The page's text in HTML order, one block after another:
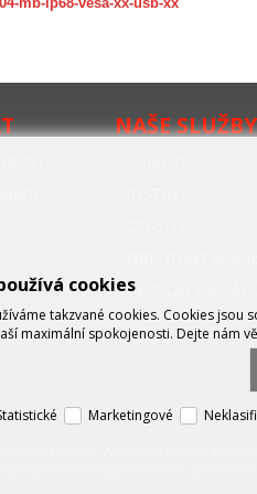
NAŠE SLUŽBY
BEZPLATNÉ
cookies
takzvané cookies. Cookies
maximální spokojenosti. Dejte nám
Marketingové